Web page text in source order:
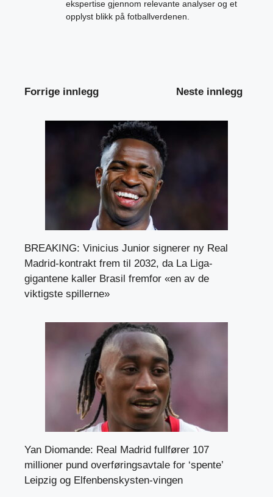
ekspertise gjennom relevante analyser og et
opplyst blikk på fotballverdenen.
Forrige innlegg Neste innlegg
BREAKING: Vinicius Junior signerer ny Real
Madrid-kontrakt frem til 2032, da La Liga-
gigantene kaller Brasil fremfor «en av de
viktigste spillerne»
Yan Diomande: Real Madrid fullfører 107
millioner pund overføringsavtale for ‘spente’
Leipzig og Elfenbenskysten-vingen